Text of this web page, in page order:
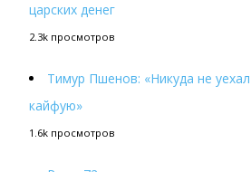
царских денег
2.3k просмотров
Тимур Пшенов: «Никуда не
кайфую»
1.6k просмотров